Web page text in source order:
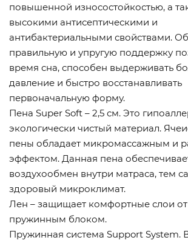
повышенной износостойкостью, а
высокими антисептическими и
антибактериальными свойствами.
правильную и упругую поддержку
время сна, способен выдерживать
давление и быстро восстанавливать
первоначальную форму.
Пена Super Soft – 2,5 см. Это
экологически чистый материал.
пены обладает микромассажным и
эффектом. Данная пена
воздухообмен внутри матраса, тем
здоровый микроклимат.
Лен – защищает комфортные слои от
пружинным блоком.
Пружинная система Support System.